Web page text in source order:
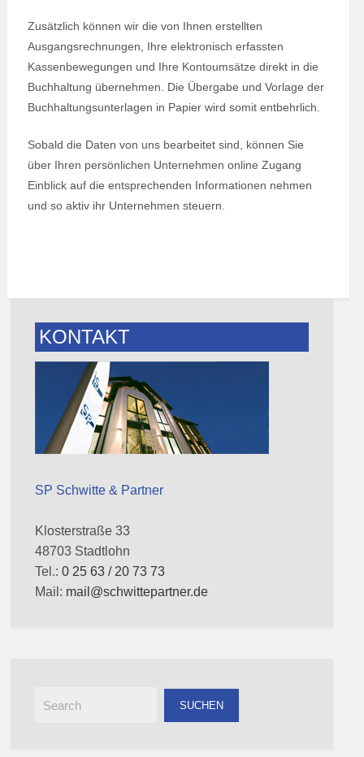
Zusätzlich können wir die von Ihnen erstellten
Ausgangsrechnungen, Ihre elektronisch erfassten
Kassenbewegungen und Ihre Kontoumsätze direkt in die
Buchhaltung übernehmen. Die Übergabe und Vorlage der
Buchhaltungsunterlagen in Papier wird somit entbehrlich.
Sobald die Daten von uns bearbeitet sind, können Sie
über Ihren persönlichen Unternehmen online Zugang
Einblick auf die entsprechenden Informationen nehmen
und so aktiv ihr Unternehmen steuern.
KONTAKT
SP Schwitte & Partner
Klosterstraße 33
48703 Stadtlohn
Tel.:0 25 63 / 20 73 73
Mail: mail@schwittepartner.de